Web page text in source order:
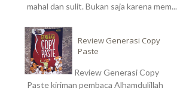
mahal dan sulit. Bukan saja karena mem...
Review Generasi Copy
Paste
Review Generasi Copy
Paste kiriman pembaca Alhamdulillah